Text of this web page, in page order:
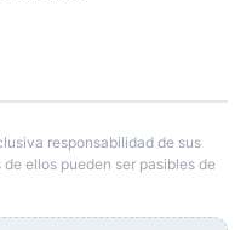
responsabilidad de sus
ellos pueden ser pasibles de